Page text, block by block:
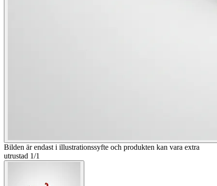
Bilden är endast i illustrationssyfte och produkten kan vara extra
utrustad 1/1